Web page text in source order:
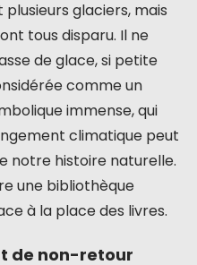
glaciers, mais
tous disparu. Il ne
de glace, si petite
comme un
immense, qui
climatique peut
notre histoire naturelle.
une bibliothèque
à la place des livres.
de non-retour